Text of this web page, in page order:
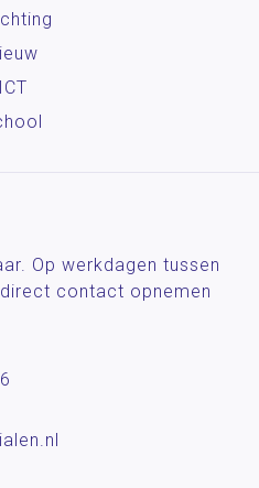
ICT
Op werkdagen tussen
contact opnemen